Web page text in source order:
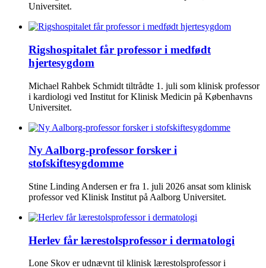
Universitet.
Rigshospitalet får professor i medfødt
hjertesygdom
Michael Rahbek Schmidt tiltrådte 1. juli som klinisk professor
i kardiologi ved Institut for Klinisk Medicin på Københavns
Universitet.
Ny Aalborg-professor forsker i
stofskiftesygdomme
Stine Linding Andersen er fra 1. juli 2026 ansat som klinisk
professor ved Klinisk Institut på Aalborg Universitet.
Herlev får lærestolsprofessor i dermatologi
Lone Skov er udnævnt til klinisk lærestolsprofessor i